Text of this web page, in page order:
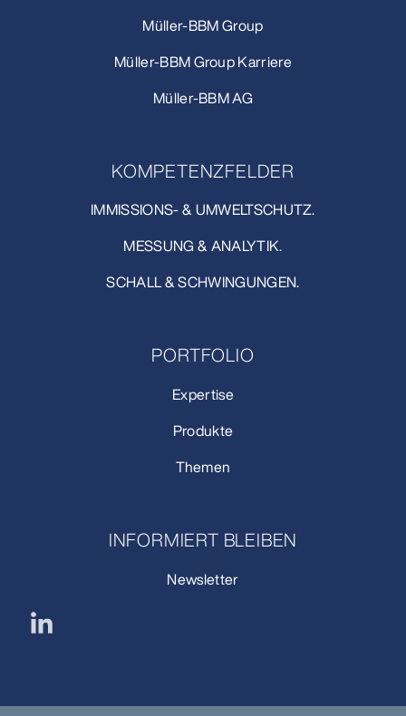
Müller-BBM Group
Müller-BBM Group Karriere
Müller-BBM AG
KOMPETENZFELDER
IMMISSIONS- & UMWELTSCHUTZ.
MESSUNG & ANALYTIK.
SCHALL & SCHWINGUNGEN.
PORTFOLIO
Expertise
Produkte
Themen
INFORMIERT BLEIBEN
Newsletter